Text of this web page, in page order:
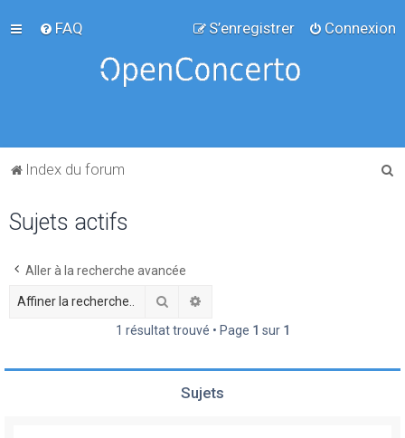
FAQ Connexion
S’enregistrer
Index du forum
e
Sujets actifs
Aller à la recherche avancée
Rechercher
1 résultat trouvé • Page 1 sur 1
Sujets